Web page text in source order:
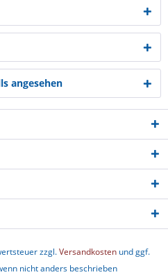
angesehen
zzgl.Versandkosten und ggf.
nicht anders beschrieben